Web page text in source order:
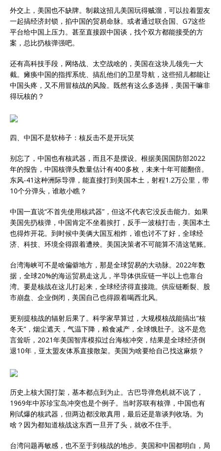
外交上，美国也不缺牌。制裁这招儿美国玩得贼溜，可以拉着盟友
一起搞经济封锁，掐中国的贸易命脉。或者通过联合国、G7这些
平台给中国上压力。甚至直接跟中国谈，找个双方都能接受的方
案，总比扔核弹强吧。
还有高科技手段，网络战、太空战啥的，美国在这块儿领先一大
截。瘫痪中国的指挥系统、搞乱他们的卫星导航，这些招儿都能让
中国头疼，又不用冒核战的风险。既然有这么多选择，美国干嘛非
得玩核的？
四、中国不是软柿子：核反击不是开玩笑
别忘了，中国也有核武器，而且不是摆设。根据美国国防部2022
年的报告，中国核弹头数量估计有400多枚，未来十年可能翻倍。
东风-41这种洲际导弹，能直接打到美国本土，射程1.2万公里，带
10个分弹头，谁敢小瞧？
中国一直说“不首先使用核武器”，但这不代表它没反击能力。如果
美国先扔核弹，中国肯定不坐着挨打，反手一波核打击，美国本土
也得炸开花。到时候中美俩大国互相炸，谁也讨不了好，全球经
济、科技、环境全得跟着遭殃。美国决策者不可能算不清这笔账。
台湾海峡可不是啥偏僻地方，那是全球贸易的大动脉。2022年数
据，全球20%的海运贸易走这儿，半导体供应链一半以上也靠台
湾。要是核战在这儿打起来，全球经济得直接跪。供应链断裂、股
市崩盘、企业倒闭，美国自己也得跟着喝西北风。
更别提核战的辐射后果了。科学家早算过，大规模核战能搞出“核
冬天”，烟尘遮天，气温下降，粮食减产，全球饿肚子。这不是危
言耸听，2021年美国智库模拟过台海核冲突，结果是全球经济倒
退10年，亚太盟友体系直接散架。美国为啥要给自己找这麻烦？
历史上核大国打架，基本都点到为止。古巴导弹危机就不说了，
1969年中苏珍宝岛冲突也是个例子。当时苏联有核弹，中国也有
刚试爆的核武器，但两边都没敢真用，最后还是靠谈判收场。为
啥？因为都知道核战这东西一旦开了头，就收不住手。
台湾问题再敏感，也不至于到核战的地步。美国和中国都明白，局